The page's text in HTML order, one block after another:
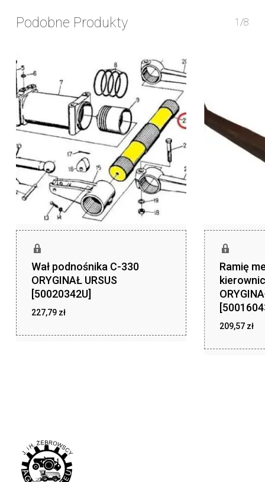
Podobne Produkty 1/8
Wał podnośnika C-330
ORYGINAŁ URSUS
[50020342U]
227,79 zł
Ramię
209,57 zł